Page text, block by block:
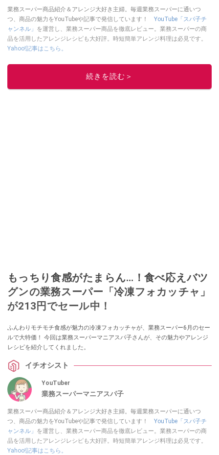
業務スーパー商品紹介＆アレンジ大好き主婦。毎週業務スーパーに通いつ
つ、商品の魅力をYouTubeや記事で発信しています！ YouTube「スパ子チ
ャンネル」 を運営し、業務スーパー商品を徹底レビュー。業務スーパーの商
品を活用したアレンジレシピも大好評。時短簡単アレンジ料理は必見です。
Yahoo!記事はこちら。
このイチオシストの他の記事を読む
続きを読む＞
もっちり食感がたまらん…！食べ応えバツ
グンの業務スーパー「冷凍フォカッチャ」
が213円でセール中！
ふんわりモチモチ食感が魅力の冷凍フォカッチャが、業務スーパー6月のセー
ルで大特価！ 今回は業務スーパーマニアスパ子さんが、その魅力やアレンジ
レシピを紹介してくれました。
イチオシスト
YouTuber
業務スーパーマニアスパ子
業務スーパー商品紹介＆アレンジ大好き主婦。毎週業務スーパーに通いつ
つ、商品の魅力をYouTubeや記事で発信しています！ YouTube「スパ子チ
ャンネル」 を運営し、業務スーパー商品を徹底レビュー。業務スーパーの商
品を活用したアレンジレシピも大好評。時短簡単アレンジ料理は必見です。
Yahoo!記事はこちら。